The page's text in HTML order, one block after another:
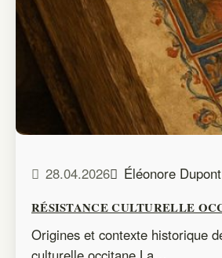
28.04.2026 Éléonore Dupont
RÉSISTANCE CULTURELLE
Origines et contexte historique